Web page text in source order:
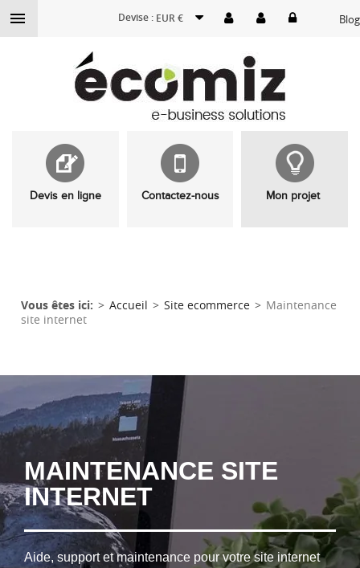
Devise : EUR € Blog

Devis en ligne Contactez-nous Mon projet
Vous êtes ici: Accueil Site ecommerce
Maintenance
site internet
MAINTENANCE SITE
INTERNET
Aide, support et maintenance pour votre site internet